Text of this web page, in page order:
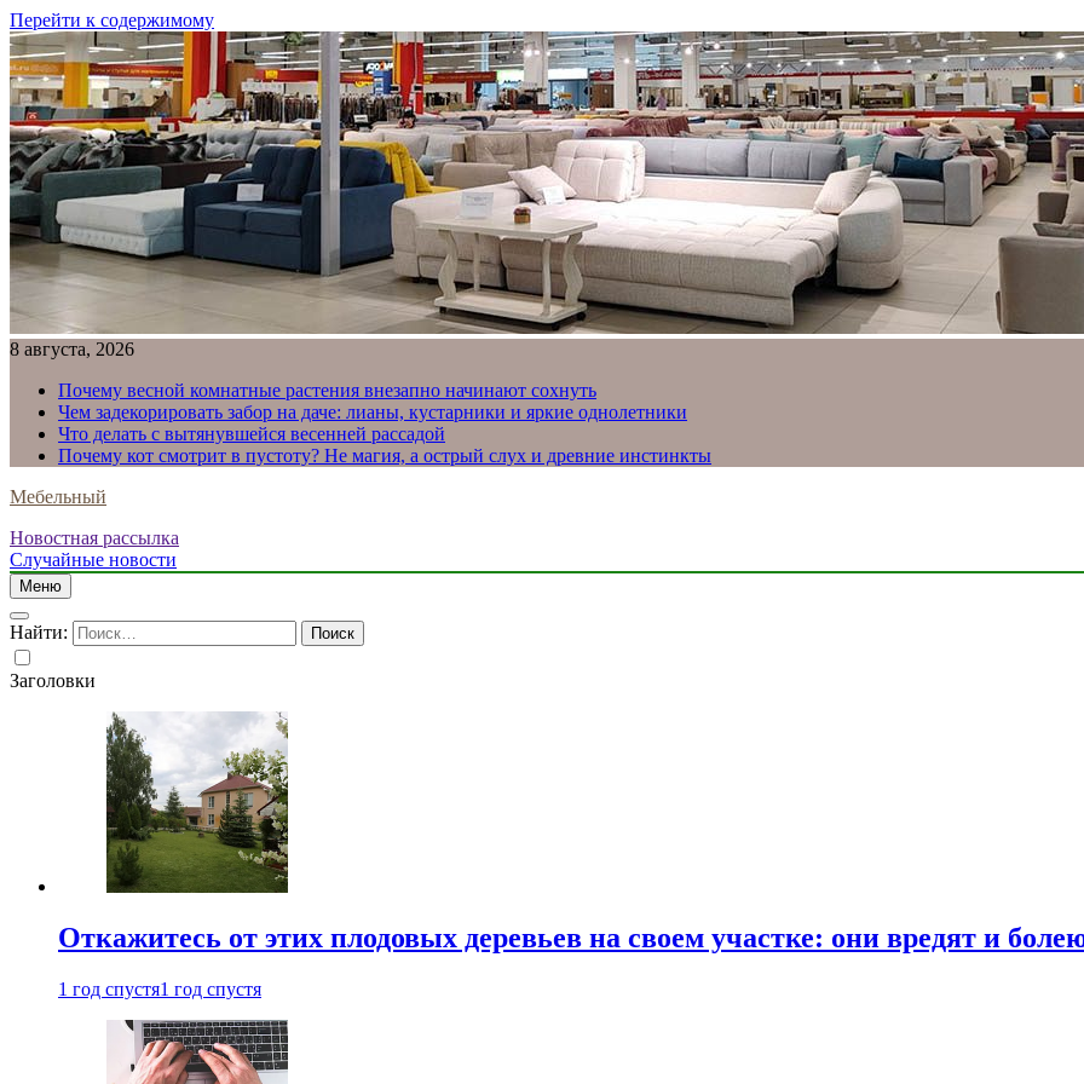
Перейти к содержимому
8 августа, 2026
Почему весной комнатные растения внезапно начинают сохнуть
Чем задекорировать забор на даче: лианы, кустарники и яркие однолетники
Что делать с вытянувшейся весенней рассадой
Почему кот смотрит в пустоту? Не магия, а острый слух и древние инстинкты
Мебельный
Новостная рассылка
Случайные новости
Меню
Найти:
Заголовки
Откажитесь от этих плодовых деревьев на своем участке: они вредят и
1 год спустя1 год спустя